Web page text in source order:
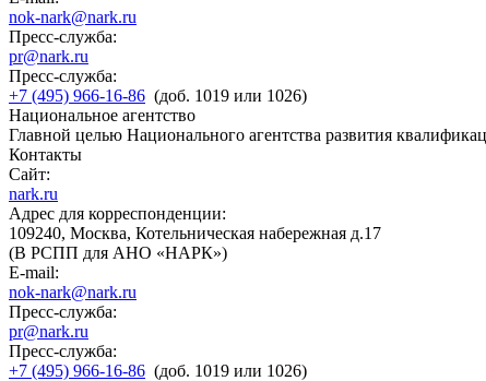
nok-nark@nark.ru
Пресс-служба:
pr@nark.ru
Пресс-служба:
+7 (495) 966-16-86 (доб. 1019 или 1026)
Национальное агентство
Главной целью Национального агентства развития
Контакты
Сайт:
nark.ru
Адрес для корреспонденции:
109240, Москва, Котельническая набережная д.17
(В РСПП для АНО «НАРК»)
E-mail:
nok-nark@nark.ru
Пресс-служба:
pr@nark.ru
Пресс-служба:
+7 (495) 966-16-86 (доб. 1019 или 1026)